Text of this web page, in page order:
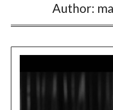
Author: